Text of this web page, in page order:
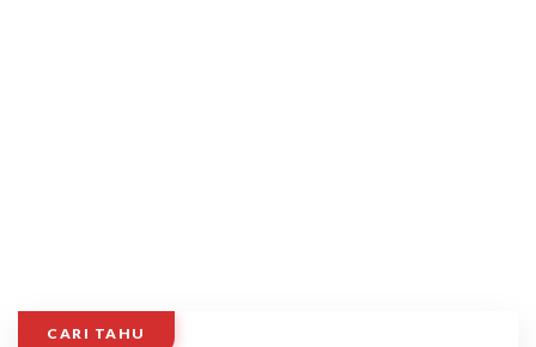
CARI TAHU